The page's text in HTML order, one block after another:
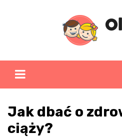
Jak dbać o
ciąży?